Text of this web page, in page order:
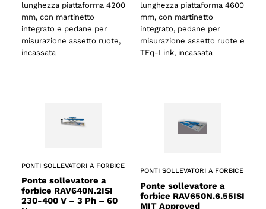
lunghezza piattaforma 4200
mm, con martinetto
integrato e pedane per
misurazione assetto ruote,
incassata
lunghezza piattaforma 4600
mm, con martinetto
integrato, pedane per
misurazione assetto ruote e
TEq-Link, incassata
PONTI SOLLEVATORI A FORBICE
Ponte sollevatore a
forbice RAV640N.2ISI
230-400 V – 3 Ph – 60
PONTI SOLLEVATORI A FORBICE
Ponte sollevatore a
forbice RAV650N.6.55ISI
MIT Approved